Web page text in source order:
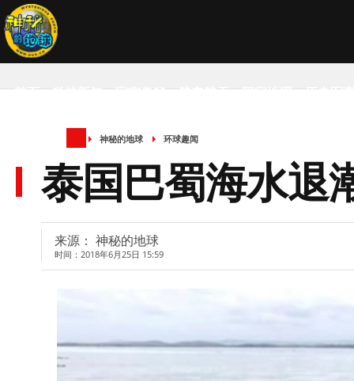
首页 科技新知 宇宙奥秘 航空航天 国家地理 历史军
神秘的地球 环球趣闻
泰国巴蜀海水退
来源： 神秘的地球
时间：2018年6月25日 15:59